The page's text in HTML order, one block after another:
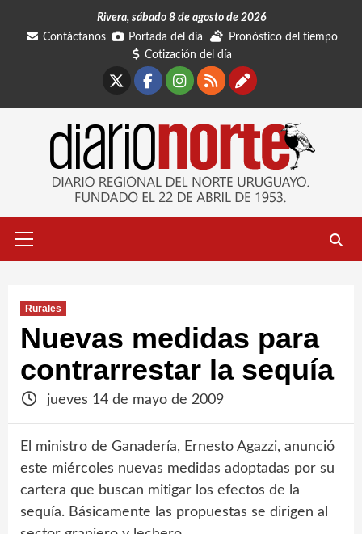
Rivera, sábado 8 de agosto de 2026
Contáctanos
Portada del día
Pronóstico del tiempo
Cotización del día
Facebook
Instagram
RSSContáctanos
primario
Rurales
Nuevas medidas para
contrarrestar la sequía
jueves 14 de mayo de 2009
El ministro de Ganadería, Ernesto Agazzi, anunció
este miércoles nuevas medidas adoptadas por su
cartera que buscan mitigar los efectos de la
sequía. Básicamente las propuestas se dirigen al